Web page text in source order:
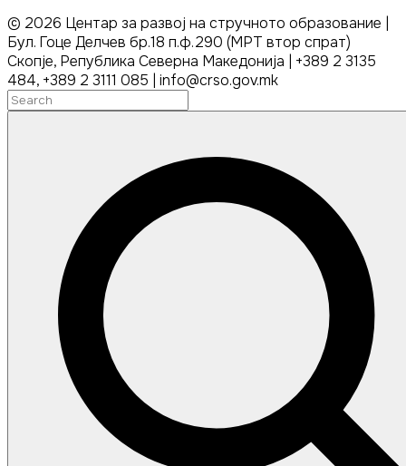
© 2026 Центар за развој на стручното образование |
Бул. Гоце Делчев бр.18 п.ф.290 (МРТ втор спрат)
Скопје, Република Северна Македонија | +389 2 3135
484, +389 2 3111 085 | info@crso.gov.mk